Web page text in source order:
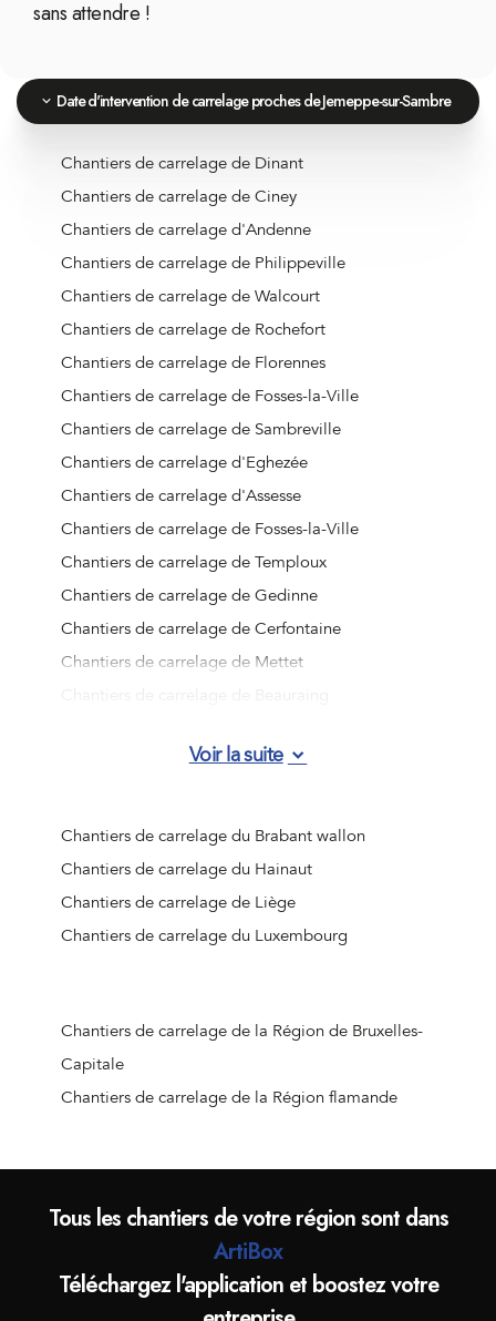
sans attendre !
Date d'intervention de carrelage proches de Jemeppe-sur-Sambre
Chantiers de carrelage de Dinant
Chantiers de carrelage de Ciney
Chantiers de carrelage d'Andenne
Chantiers de carrelage de Philippeville
Chantiers de carrelage de Walcourt
Chantiers de carrelage de Rochefort
Chantiers de carrelage de Florennes
Chantiers de carrelage de Fosses-la-Ville
Chantiers de carrelage de Sambreville
Chantiers de carrelage d'Eghezée
Chantiers de carrelage d'Assesse
Chantiers de carrelage de Fosses-la-Ville
Chantiers de carrelage de Temploux
Chantiers de carrelage de Gedinne
Chantiers de carrelage de Cerfontaine
Chantiers de carrelage de Mettet
Chantiers de carrelage de Vresse-sur-Semois
Chantiers de carrelage de Barvaux
Chantiers de carrelage de Viroinval
Chantiers de carrelage de Naninne
Chantiers de carrelage de Doische
Chantiers de carrelage d'Hastière
Chantiers de carrelage d'Anhée
Chantiers de carrelage de Namur (Jambes)
Chantiers de carrelage de Vresse-sur-Semois
Chantiers de carrelage de Profondeville
Chantiers de carrelage de Yvoir
Voir la suite
Chantiers de carrelage du Brabant wallon
Chantiers de carrelage du Hainaut
Chantiers de carrelage de Liège
Chantiers de carrelage du Luxembourg
Chantiers de carrelage de la Région de Bruxelles-
Capitale
Chantiers de carrelage de la Région flamande
Tous les chantiers de votre région sont dans
ArtiBox
Téléchargez l'application et boostez votre